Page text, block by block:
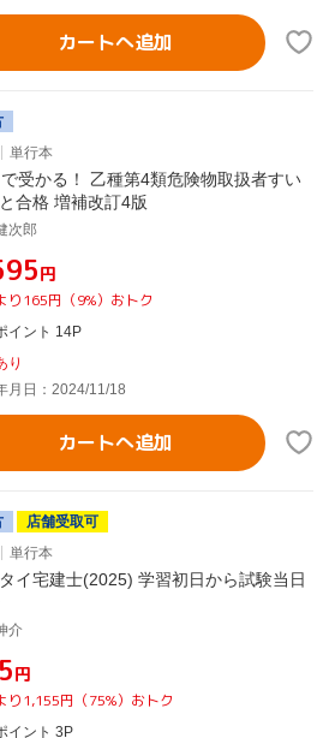
カートへ追加
単行本
受かる！ 乙種第4類危険物取扱者すい
合格 増補改訂4版
次郎
円
り165円（9%）おトク
イント 14P
り
月日：2024/11/18
カートへ追加
店舗受取可
単行本
イ宅建士(2025) 学習初日から試験当日
介
円
り1,155円（75%）おトク
イント 3P